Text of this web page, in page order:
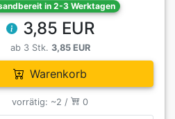
in 2-3 Werktagen
3,85 EUR
ab 3 Stk. 3,85 EUR
Warenkorb
vorrätig: ~2 / 0